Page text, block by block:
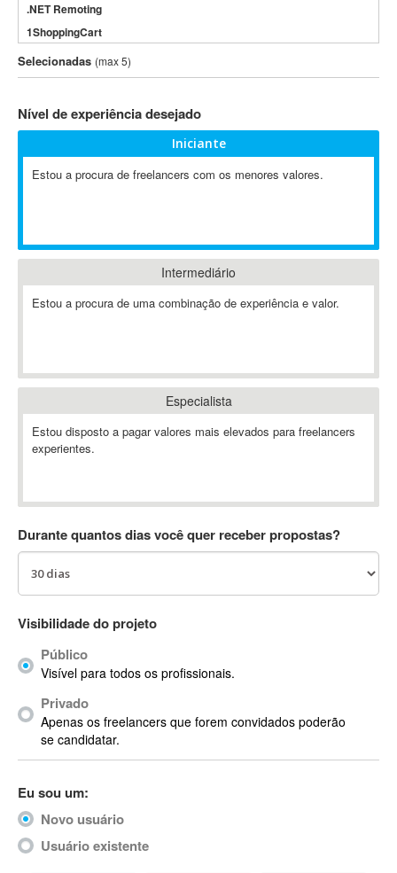
.NET Remoting
1ShoppingCart
3DS Max
3GSM
802.11
A-GPS
ABAP
Abaqus
ABBYY FineReader
Ableton
Ableton Push
Abstract
AC3
ACID Pro
ACPI
Acrobat
Acrobat X
Acronis
ACT
Actimize
ActionScript
ActionScript 3
Selecionadas (max 5)
Nível de experiência desejado
Iniciante
Estou a procura de freelancers com os menores valores.
Intermediário
Estou a procura de uma combinação de experiência e valor.
Especialista
Estou disposto a pagar valores mais elevados para freelancers
experientes.
Durante quantos dias você quer receber propostas?
Visibilidade do projeto
Público
Visível para todos os profissionais.
Privado
Apenas os freelancers que forem convidados poderão
se candidatar.
Eu sou um:
Novo usuário
Usuário existente